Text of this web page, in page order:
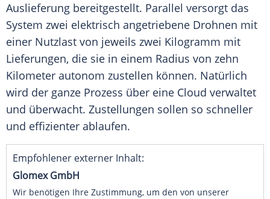
Auslieferung bereitgestellt. Parallel versorgt das
System zwei elektrisch angetriebene Drohnen mit
einer Nutzlast von jeweils zwei Kilogramm mit
Lieferungen, die sie in einem Radius von zehn
Kilometer autonom zustellen können. Natürlich
wird der ganze Prozess über eine Cloud verwaltet
und überwacht. Zustellungen sollen so schneller
und effizienter ablaufen.
Empfohlener externer Inhalt:
Glomex GmbH
Wir benötigen Ihre Zustimmung, um den von unserer